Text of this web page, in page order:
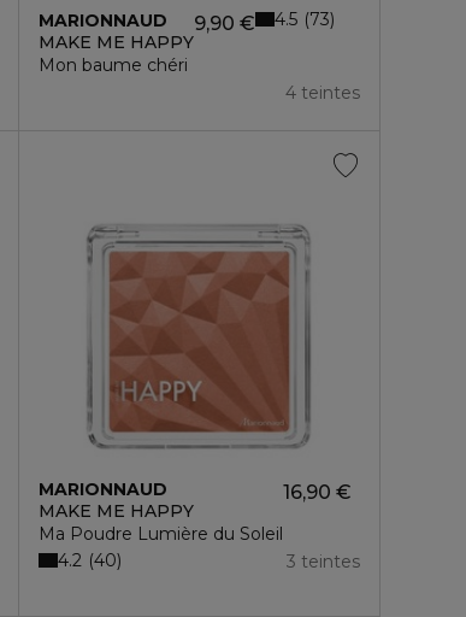
MARIONNAUD
MAKE ME HAPPY
Mon baume chéri
9,90 €
4 teintes
4.5 73
MARIONNAUD
MAKE ME HAPPY
Ma Poudre Lumière du Soleil
16,90 €
3 teintes
4.2 40